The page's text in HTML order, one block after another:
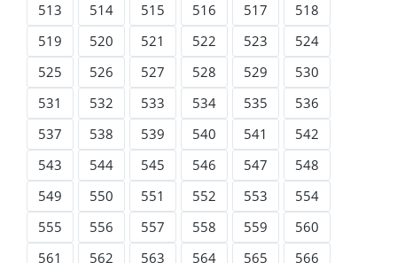
513
514 515 516 517
518
519
520 521 522 523
524
525
526 527 528 529
530
531
532 533 534 535
536
537
538 539 540 541
542
543
544 545 546 547
548
549
550 551 552 553
554
555
556 557 558 559
560
561
562 563 564 565
566